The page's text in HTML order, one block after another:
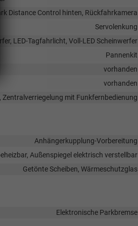
Distance Control hinten, Rückfahrkamera
Servolenkung
LED-Tagfahrlicht, Voll-LED Scheinwerfer
Pannenkit
vorhanden
vorhanden
Zentralverriegelung mit Funkfernbedienung
Anhängerkupplung-Vorbereitung
Außenspiegel elektrisch verstellbar
Getönte Scheiben, Wärmeschutzglas
Elektronische Parkbremse